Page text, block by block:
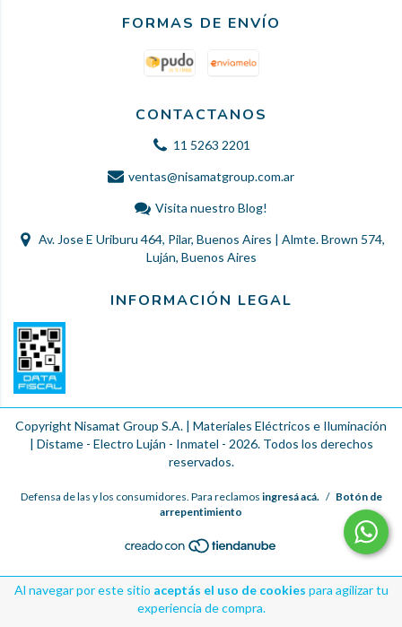
Al navegar por este sitio aceptás el uso de cookies para agilizar tu
experiencia de compra.
FORMAS DE ENVÍO
CONTACTANOS
11 5263 2201
ventas@nisamatgroup.com.ar
Visita nuestro Blog!
Av. Jose E Uriburu 464, Pilar, Buenos Aires | Almte. Brown 574,
Luján, Buenos Aires
INFORMACIÓN LEGAL
Copyright Nisamat Group S.A. | Materiales Eléctricos e Iluminación
| Distame - Electro Luján - Inmatel - 2026. Todos los derechos
reservados.
Defensa de las y los consumidores. Para reclamos ingresá acá. / Botón de
arrepentimiento